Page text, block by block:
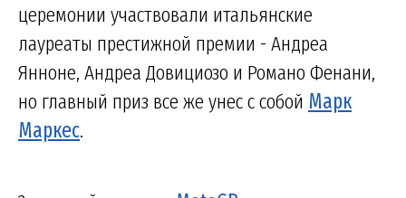
церемонии участвовали итальянские
лауреаты престижной премии - Андреа
Янноне, Андреа Довициозо и Романо Фенани,
но главный приз все же унес с собой Марк
Маркес.